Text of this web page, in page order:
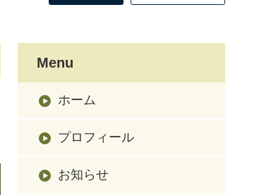
Menu
ホーム
プロフィール
お知らせ